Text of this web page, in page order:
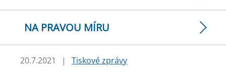
NA PRAVOU MÍRU
20.7.2021 | Tiskové zprávy